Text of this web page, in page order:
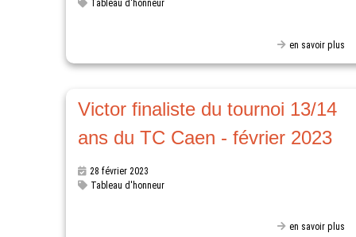
Tableau d'honneur
en savoir plus
Victor finaliste du tournoi 13/14
ans du TC Caen - février 2023
28 février 2023
Tableau d'honneur
en savoir plus